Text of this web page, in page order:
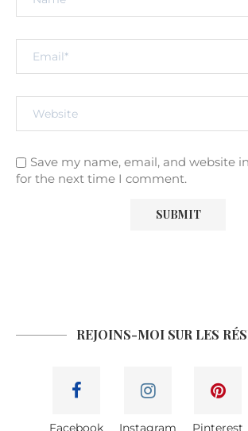
Save my name, email, and website
for the next time I comment.
REJOINS-MOI SUR LES
Facebook Instagram Pinterest